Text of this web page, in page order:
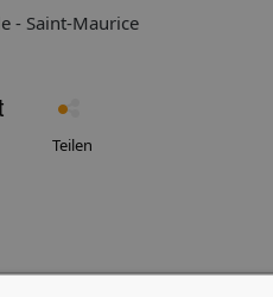
- Saint-Maurice
Teilen